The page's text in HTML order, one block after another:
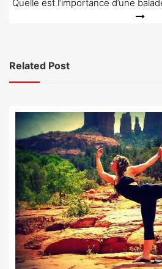
Quelle est l’importance d’une
Related Post